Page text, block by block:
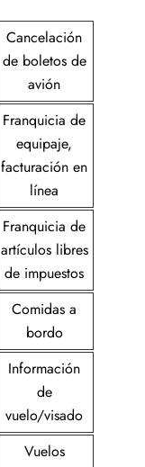
Cancelación
de boletos de
avión
Franquicia de
equipaje,
facturación en
línea
Franquicia de
artículos libres
de impuestos
Comidas a
bordo
Información
de
vuelo/visado
Vuelos